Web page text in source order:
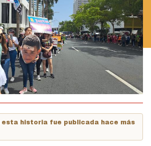
esta historia fue publicada hace más